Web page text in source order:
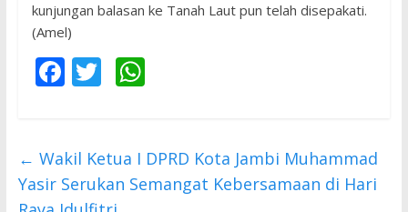
kunjungan balasan ke Tanah Laut pun telah disepakati.
(Amel)
F
b
o
T
er
W
s
A
← Wakil Ketua I DPRD Kota Jambi Muhammad
Yasir Serukan Semangat Kebersamaan di Hari